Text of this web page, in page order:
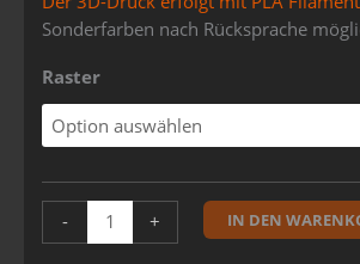
Sonderfarben nach Rücksprache
Raster
- + IN DEN